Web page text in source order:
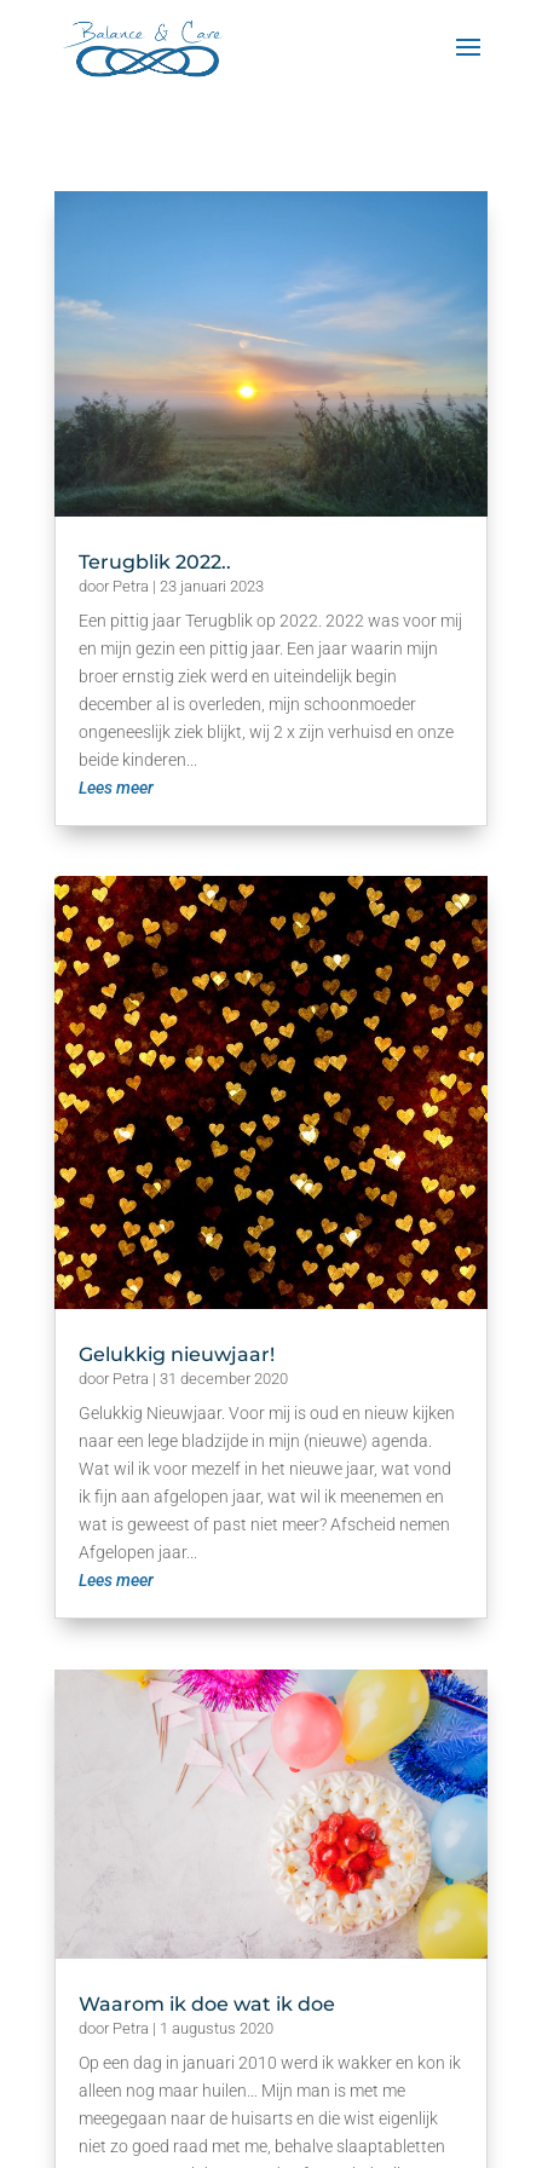
Terugblik 2022..
door Petra | 23 januari 2023
Een pittig jaar Terugblik op 2022. 2022 was voor mij
en mijn gezin een pittig jaar. Een jaar waarin mijn
broer ernstig ziek werd en uiteindelijk begin
december al is overleden, mijn schoonmoeder
ongeneeslijk ziek blijkt, wij 2 x zijn verhuisd en onze
beide kinderen...
Lees meer
Gelukkig nieuwjaar!
door Petra | 31 december 2020
Gelukkig Nieuwjaar. Voor mij is oud en nieuw kijken
naar een lege bladzijde in mijn (nieuwe) agenda.
Wat wil ik voor mezelf in het nieuwe jaar, wat vond
ik fijn aan afgelopen jaar, wat wil ik meenemen en
wat is geweest of past niet meer? Afscheid nemen
Afgelopen jaar...
Lees meer
Waarom ik doe wat ik doe
door Petra | 1 augustus 2020
Op een dag in januari 2010 werd ik wakker en kon ik
alleen nog maar huilen… Mijn man is met me
meegegaan naar de huisarts en die wist eigenlijk
niet zo goed raad met me, behalve slaaptabletten